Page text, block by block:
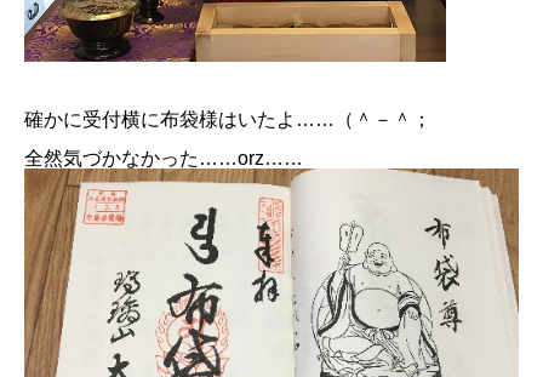
確かに受付横に布袋様はいたよ……（＾－＾；
全然気づかなかった……orz……